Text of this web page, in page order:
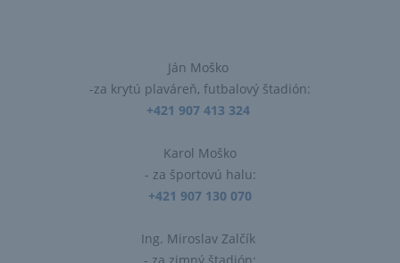
Ján Moško
-za krytú plaváreň, futbalový štadión:
+421 907 413 324
Karol Moško
- za športovú halu:
+421 907 130 070
Ing. Miroslav Zalčík